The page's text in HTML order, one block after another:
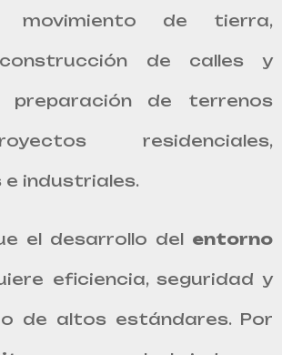
movimiento de tierra,
construcción de calles y
preparación de terrenos
residenciales,
industriales.
el desarrollo del entorno
eficiencia, seguridad y
de altos estándares. Por